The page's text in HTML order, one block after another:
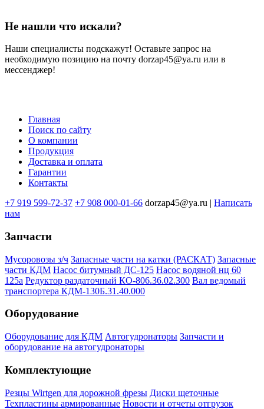
Не нашли что искали?
Наши специалисты подскажут! Оставьте запрос на
необходимую позицию на почту dorzap45@ya.ru или в
мессенджер!
Меню
подвале
Главная
Поиск по сайту
О компании
Продукция
Доставка и оплата
Гарантии
Контакты
+7 919 599-72-37 +7 908 000-01-66 dorzap45@ya.ru | Написать
нам
Запчасти
Мусоровозы з/ч Запасные части на катки (РАСКАТ) Запасные
части КДМ Насос битумный ДС-125 Насос водяной нц 60
125а Редуктор раздаточный КО-806.36.02.300 Вал ведомый
транспортера КДМ-130Б.31.40.000
Оборудование
Оборудование для КДМ Автогудронаторы Запчасти и
оборудование на автогудронаторы
Комплектующие
Резцы Wirtgen для дорожной фрезы Диски щеточные
Техпластины армированные Новости и отчеты отгрузок